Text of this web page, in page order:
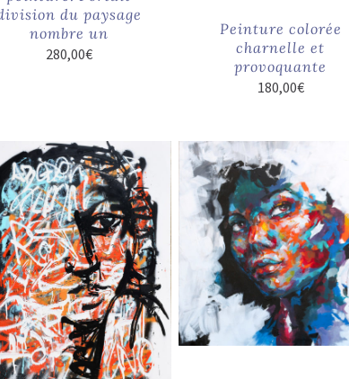
du paysage
nombre un
280,00€
Peinture colorée
charnelle et
provoquante
180,00€